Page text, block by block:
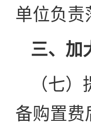
单位负责
三、加
（七
备购置费